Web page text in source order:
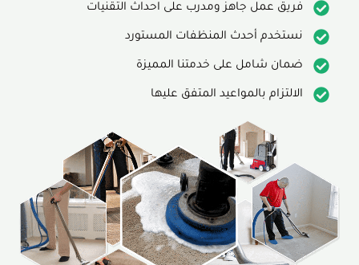
فريق عمل جاهز ومدرب على احداث التقنيات
نستخدم أحدث المنظفات المستورد
ضمان شامل على خدمتنا المميزة
الالتزام بالمواعيد المتفق عليها